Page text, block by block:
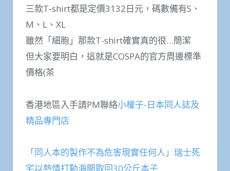
三款T-shirt都是定價3132日元，碼數備有S、
M、L、XL
雖然「細胞」那款T-shirt確實真的很…簡潔
但大家要明白，這就是COSPA的官方周邊標準
價格(茶
香港地區入手請PM聯絡小權子-日本同人誌及
精品專門店
「同人本的製作不為危害現實任何人」瑞士死
宅以熱情打動海關取回30公斤本子